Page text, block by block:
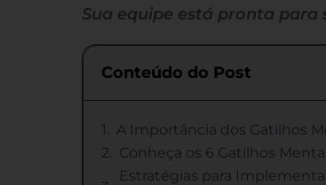
Sua equipe está pronta para
Conteúdo do Post
A Importância dos Gatilhos
Conheça os 6 Gatilhos
Estratégias para